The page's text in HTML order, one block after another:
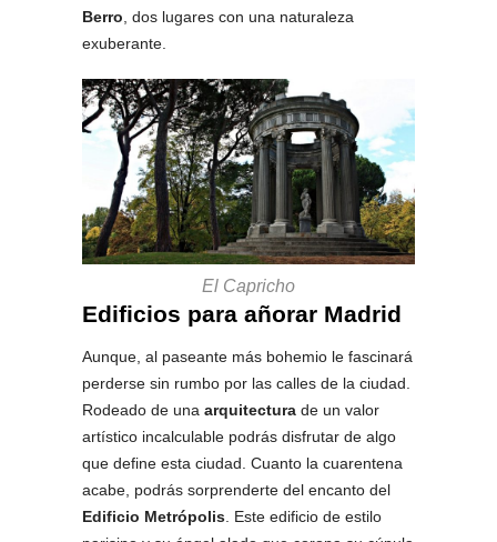
Berro , dos lugares con una naturaleza
exuberante.
El Capricho
Edificios para añorar Madrid
Aunque, al paseante más bohemio le fascinará
perderse sin rumbo por las calles de la ciudad.
Rodeado de una arquitectura de un valor
artístico incalculable podrás disfrutar de algo
que define esta ciudad. Cuanto la cuarentena
acabe, podrás sorprenderte del encanto del
Edificio Metrópolis . Este edificio de estilo